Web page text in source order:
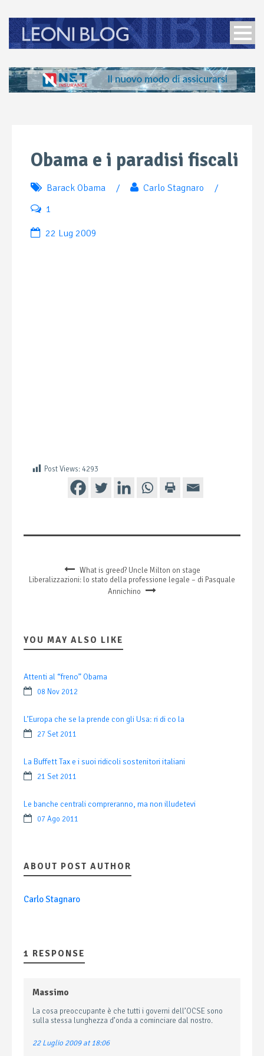
Obama e i paradisi fiscali
Barack Obama / Carlo Stagnaro
/
1
22 Lug 2009
Post Views: 4293
What is greed? Uncle Milton on stage
Liberalizzazioni: lo stato della professione legale – di Pasquale
Annichino
YOU MAY ALSO LIKE
Attenti al “freno” Obama
08 Nov 2012
L’Europa che se la prende con gli Usa: ri di co la
27 Set 2011
La Buffett Tax e i suoi ridicoli sostenitori italiani
21 Set 2011
Le banche centrali compreranno, ma non illudetevi
07 Ago 2011
ABOUT POST AUTHOR
Carlo Stagnaro
1 RESPONSE
Massimo
La cosa preoccupante è che tutti i governi dell’OCSE sono
sulla stessa lunghezza d’onda a cominciare dal nostro.
22 Luglio 2009 at 18:06